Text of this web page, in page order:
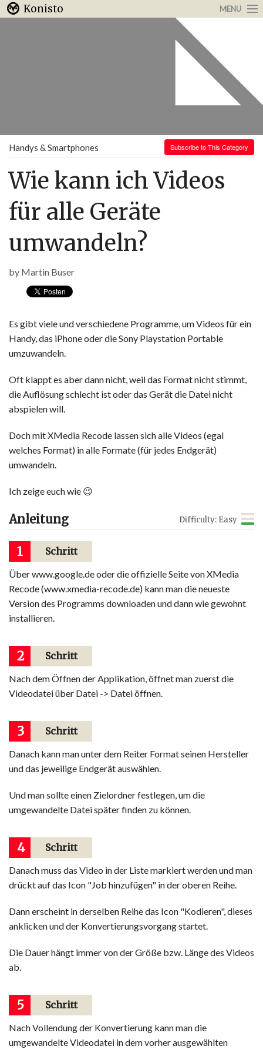
Konisto MENU
Handys & Smartphones Subscribe to This Category
Wie kann ich Videos
für alle Geräte
umwandeln?
by Martin Buser
Es gibt viele und verschiedene Programme, um Videos für ein
Handy, das iPhone oder die Sony Playstation Portable
umzuwandeln.
Oft klappt es aber dann nicht, weil das Format nicht stimmt,
die Auflösung schlecht ist oder das Gerät die Datei nicht
abspielen will.
Doch mit XMedia Recode lassen sich alle Videos (egal
welches Format) in alle Formate (für jedes Endgerät)
umwandeln.
Ich zeige euch wie 😉
Anleitung Difficulty: Easy
1 Schritt
Über www.google.de oder die offizielle Seite von XMedia
Recode (www.xmedia-recode.de) kann man die neueste
Version des Programms downloaden und dann wie gewohnt
installieren.
2 Schritt
Nach dem Öffnen der Applikation, öffnet man zuerst die
Videodatei über Datei -> Datei öffnen.
3 Schritt
Danach kann man unter dem Reiter Format seinen Hersteller
und das jeweilige Endgerät auswählen.
Und man sollte einen Zielordner festlegen, um die
umgewandelte Datei später finden zu können.
4 Schritt
Danach muss das Video in der Liste markiert werden und man
drückt auf das Icon "Job hinzufügen" in der oberen Reihe.
Dann erscheint in derselben Reihe das Icon "Kodieren", dieses
anklicken und der Konvertierungsvorgang startet.
Die Dauer hängt immer von der Größe bzw. Länge des Videos
ab.
5 Schritt
Nach Vollendung der Konvertierung kann man die
umgewandelte Videodatei in dem vorher ausgewählten